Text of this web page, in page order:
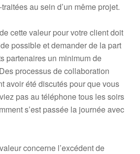
au sein d’un même projet.
cette valeur pour votre client doit
possible et demander de la part
partenaires un minimum de
processus de collaboration
avoir été discutés pour que vous
pas au téléphone tous les soirs
s’est passée la journée avec
concerne l’excédent de